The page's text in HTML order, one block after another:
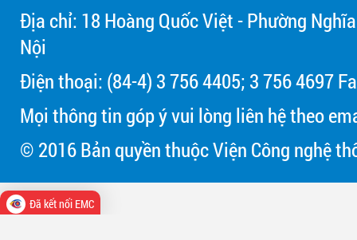
Địa chỉ: 18 Hoàng Quốc Việt - Phường
Nội
Điện thoại: (84-4) 3 756 4405; 3 756 4697
Mọi thông tin góp ý vui lòng liên hệ theo
© 2016 Bản quyền thuộc Viện Công nghệ
Đã kết nối EMC